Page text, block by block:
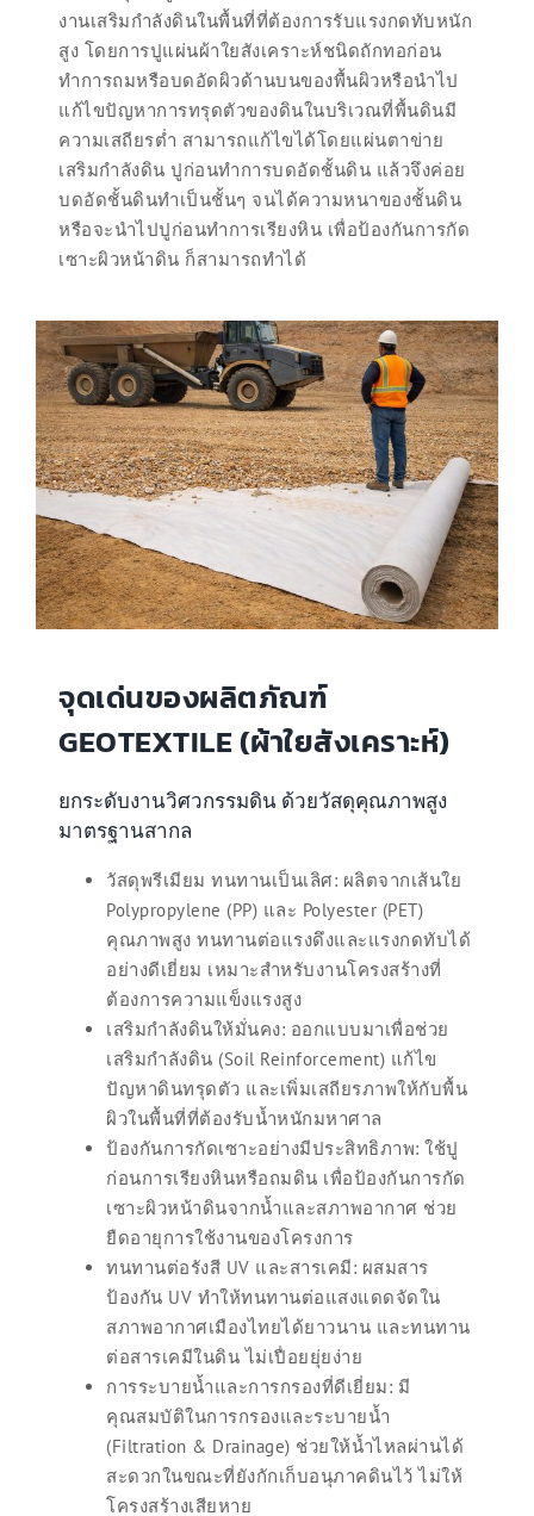
งานเสริมกำลังดินในพื้นที่ที่ต้องการรับแรงกดทับหนัก
สูง โดยการปูแผ่นผ้าใยสังเคราะห์ชนิดถักทอก่อน
ทำการถมหรือบดอัดผิวด้านบนของพื้นผิวหรือนำไป
แก้ไขปัญหาการทรุดตัวของดินในบริเวณที่พื้นดินมี
ความเสถียรต่ำ สามารถแก้ไขได้โดยแผ่นตาข่าย
เสริมกำลังดิน ปูก่อนทำการบดอัดชั้นดิน แล้วจึงค่อย
บดอัดชั้นดินทำเป็นชั้นๆ จนได้ความหนาของชั้นดิน
หรือจะนำไปปูก่อนทำการเรียงหิน เพื่อป้องกันการกัด
เซาะผิวหน้าดิน ก็สามารถทำได้
จุดเด่นของผลิตภัณฑ์
GEOTEXTILE (ผ้าใยสังเคราะห์)
ยกระดับงานวิศวกรรมดิน ด้วยวัสดุคุณภาพสูง
มาตรฐานสากล
วัสดุพรีเมียม ทนทานเป็นเลิศ: ผลิตจากเส้นใย
Polypropylene (PP) และ Polyester (PET)
คุณภาพสูง ทนทานต่อแรงดึงและแรงกดทับได้
อย่างดีเยี่ยม เหมาะสำหรับงานโครงสร้างที่
ต้องการความแข็งแรงสูง
เสริมกำลังดินให้มั่นคง: ออกแบบมาเพื่อช่วย
เสริมกำลังดิน (Soil Reinforcement) แก้ไข
ปัญหาดินทรุดตัว และเพิ่มเสถียรภาพให้กับพื้น
ผิวในพื้นที่ที่ต้องรับน้ำหนักมหาศาล
ป้องกันการกัดเซาะอย่างมีประสิทธิภาพ: ใช้ปู
ก่อนการเรียงหินหรือถมดิน เพื่อป้องกันการกัด
เซาะผิวหน้าดินจากน้ำและสภาพอากาศ ช่วย
ยืดอายุการใช้งานของโครงการ
ทนทานต่อรังสี UV และสารเคมี: ผสมสาร
ป้องกัน UV ทำให้ทนทานต่อแสงแดดจัดใน
สภาพอากาศเมืองไทยได้ยาวนาน และทนทาน
ต่อสารเคมีในดิน ไม่เปื่อยยุ่ยง่าย
การระบายน้ำและการกรองที่ดีเยี่ยม: มี
คุณสมบัติในการกรองและระบายน้ำ
(Filtration & Drainage) ช่วยให้น้ำไหลผ่านได้
สะดวกในขณะที่ยังกักเก็บอนุภาคดินไว้ ไม่ให้
โครงสร้างเสียหาย